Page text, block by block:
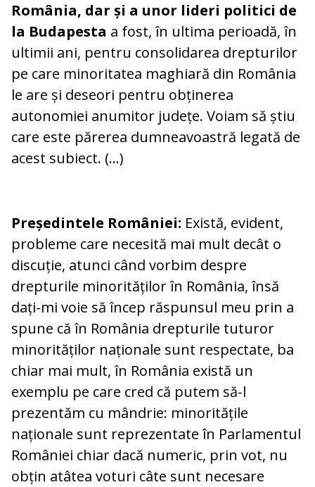
România, dar și a unor lideri politici de
la Budapesta a fost, în ultima perioadă, în
ultimii ani, pentru consolidarea drepturilor
pe care minoritatea maghiară din România
le are și deseori pentru obținerea
autonomiei anumitor județe. Voiam să știu
care este părerea dumneavoastră legată de
acest subiect. (…)
Președintele României: Există, evident,
probleme care necesită mai mult decât o
discuție, atunci când vorbim despre
drepturile minorităților în România, însă
dați-mi voie să încep răspunsul meu prin a
spune că în România drepturile tuturor
minorităților naționale sunt respectate, ba
chiar mai mult, în România există un
exemplu pe care cred că putem să-l
prezentăm cu mândrie: minoritățile
naționale sunt reprezentate în Parlamentul
României chiar dacă numeric, prin vot, nu
obțin atâtea voturi câte sunt necesare